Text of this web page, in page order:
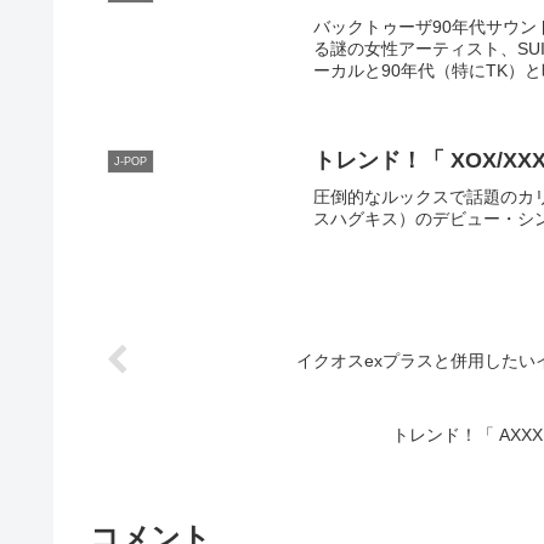
バックトゥーザ90年代サウ
る謎の女性アーティスト、
ーカルと90年代（特にTK）
J-POP トレンド！「 XOX/
圧倒的なルックスで話題のカ
スハグキス）のデビュー・
イクオスexプラスと併用した
トレンド！「
コメント